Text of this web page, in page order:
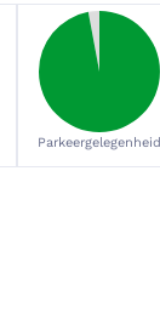
Parkeergelegenheid